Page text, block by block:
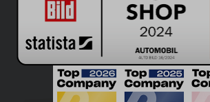
INFORMAZIONI SU WALSER
IL NOSTRO SERVIZIO
PAGAMENTO E SPEDIZIONE